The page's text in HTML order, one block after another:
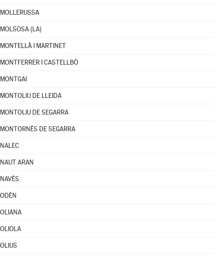
MOLLERUSSA
MOLSOSA (LA)
MONTELLÀ I MARTINET
MONTFERRER I CASTELLBÒ
MONTGAI
MONTOLIU DE LLEIDA
MONTOLIU DE SEGARRA
MONTORNÈS DE SEGARRA
NALEC
NAUT ARAN
NAVÈS
ODÈN
OLIANA
OLIOLA
OLIUS